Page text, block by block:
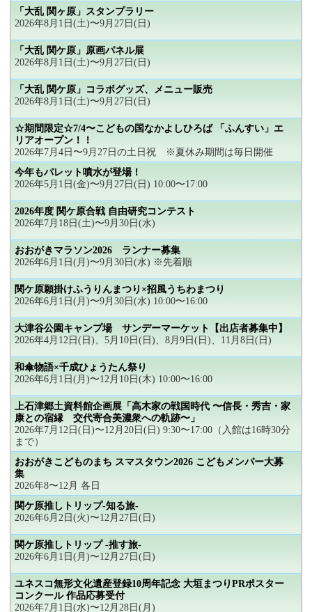
「大乱 関ヶ原」スタンプラリー
2026年8月1日(土)〜9月27日(日)
「大乱 関ケ原」原画パネル展
2026年8月1日(土)〜9月27日(日)
「大乱 関ケ原」コラボグッズ、メニュー販売
2026年8月1日(土)〜9月27日(日)
☆期間限定☆7/4〜こどもの国なかよしひろば 「ふんすい」エ
リアオープン！！
2026年7月4日〜9月27日の土日祝 ※夏休み期間は毎日開催
今年もパレット噴水が登場！
2026年5月1日(金)〜9月27日(日) 10:00〜17:00
2026年度 関ケ原合戦 自由研究コンテスト
2026年7月18日(土)〜9月30日(水)
おおがきマラソン2026 ランナー募集
2026年6月1日(月)〜9月30日(水) ※先着順
関ケ原願掛けふうりんまつり×招風うちわまつり
2026年6月1日(月)〜9月30日(水) 10:00〜16:00
大津谷公園キャンプ場 サンデーマーケット【出店者募集中】
2026年4月12日(日)、5月10日(日)、8月9日(日)、11月8日(日)
和傘物語×千成ひょうたん祭り
2026年6月1日(月)〜12月10日(木) 10:00〜16:00
上石津郷土資料館企画展「高木家の戦国時代 〜信長・秀吉・家
康との宿縁 交代寄合美濃衆への軌跡〜」
2026年7月12日(日)〜12月20日(日) 9:30〜17:00（入館は16時30分
まで）
おおがきこどものまち スマスタウン2026 こどもメンバー大募
集
2026年8〜12月 各日
関ケ原推しトリップ-知る旅-
2026年6月2日(火)〜12月27日(日)
関ケ原推しトリップ -推す旅-
2026年6月1日(月)〜12月27日(日)
ユネスコ無形文化遺産登録10周年記念 大垣まつりPRポスター
コンクール 作品応募受付
2026年7月1日(水)〜12月28日(月)